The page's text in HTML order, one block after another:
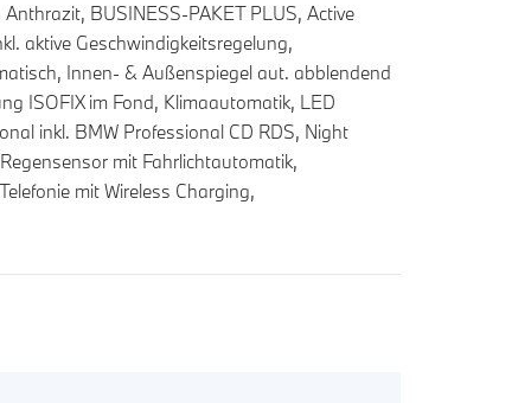
BUSINESS-PAKET PLUS, Active
aktive Geschwindigkeitsregelung,
Innen- & Außenspiegel aut. abblendend
ISOFIX im Fond, Klimaautomatik, LED
inkl. BMW Professional CD RDS, Night
mit Fahrlichtautomatik,
mit Wireless Charging,